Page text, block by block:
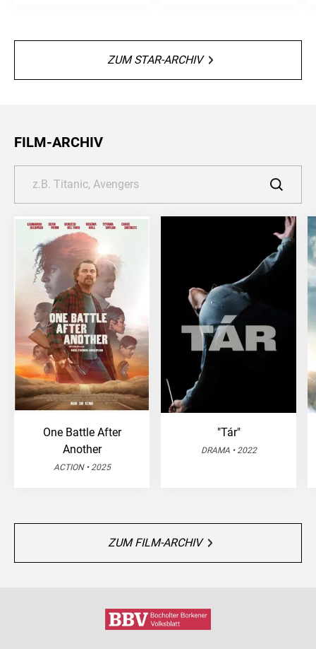
ZUM STAR-ARCHIV
FILM-ARCHIV
One Battle After
Another
ACTION • 2025
"Tár"
DRAMA • 2022
ZUM FILM-ARCHIV